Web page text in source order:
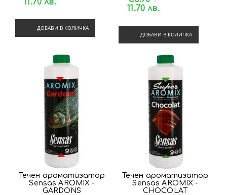
11.70 лв.
ДОБАВИ В КОЛИЧКА
11.70 лв.
ДОБАВИ В КОЛИЧКА
Течен ароматизатор
Sensas AROMIX -
GARDONS
Течен ароматизатор
Sensas AROMIX -
CHOCOLAT